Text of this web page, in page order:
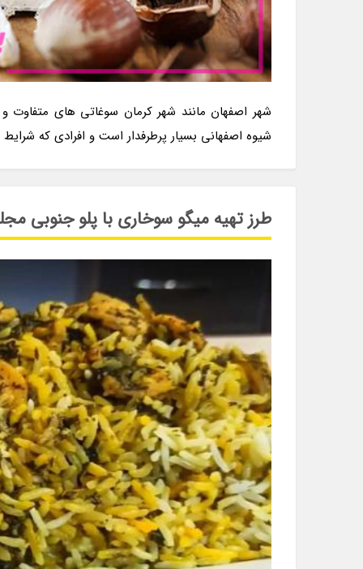
شهر اصفهان مانند شهر کرمان سوغاتی های
شیوه اصفهانی بسیار پرطرفدار است و افرادی که
طرز تهیه میگو سوخاری با پلو جنوبی